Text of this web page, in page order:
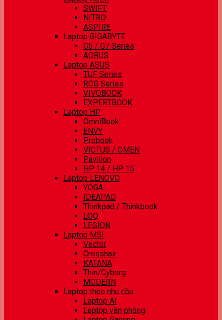
SWIFT
NITRO
ASPIRE
Laptop GIGABYTE
G5 / G7 Series
AORUS
Laptop ASUS
TUF Series
ROG Series
VIVOBOOK
EXPERTBOOK
Laptop HP
OmniBook
ENVY
Probook
VICTUS / OMEN
Pavilion
HP 14 / HP 15
Laptop LENOVO
YOGA
IDEAPAD
Thinkpad / Thinkbook
LOQ
LEGION
Laptop MSI
Vector
Crosshair
KATANA
Thin/Cyborg
MODERN
Laptop theo nhu cầu
Laptop AI
Laptop văn phòng